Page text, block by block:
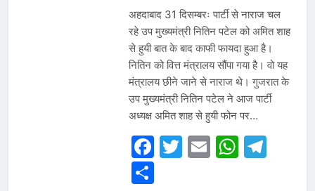
अहदाबाद 31 दिसम्बरः पार्टी से नाराज चल
रहे उप मुख्यमंत्री नितिन पटेल को अमित शाह
से हुयी बात के बाद काफी फायदा हुआ है।
नितिन को वित्त मंत्रालय सौंपा गया है। वो यह
मंत्रालय छीने जाने से नाराज थे। गुजरात के
उप मुख्यमंत्री नितिन पटेल ने आज पार्टी
अध्यक्ष अमित शाह से हुयी फोन पर…
Facebook
Twitter
Email
Share